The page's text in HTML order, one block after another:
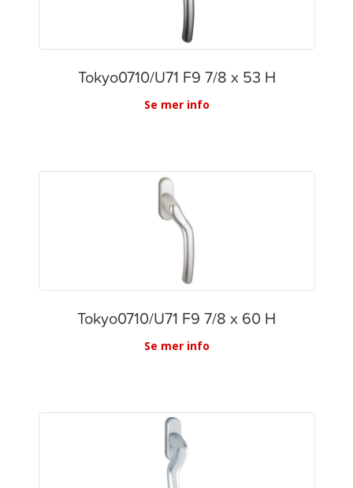
Tokyo0710/U71 F9 7/8 x 53 H
Se mer info
Tokyo0710/U71 F9 7/8 x 60 H
Se mer info